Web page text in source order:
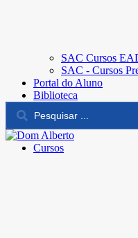
SAC Cursos
SAC - Cursos
Portal do Aluno
Biblioteca
Cursos